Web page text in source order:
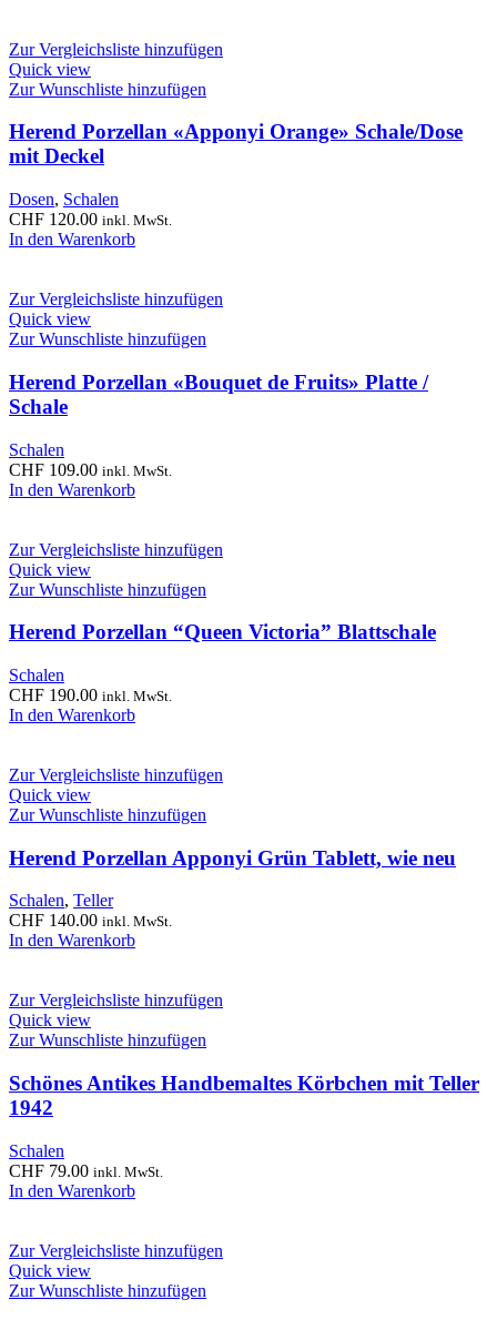
Zur Vergleichsliste hinzufügen
Quick view
Zur Wunschliste hinzufügen
Herend Porzellan «Apponyi Orange» Schale/Dose
mit Deckel
Dosen, Schalen
CHF 120.00 inkl. MwSt.
In den Warenkorb
Zur Vergleichsliste hinzufügen
Quick view
Zur Wunschliste hinzufügen
Herend Porzellan «Bouquet de Fruits» Platte /
Schale
Schalen
CHF 109.00 inkl. MwSt.
In den Warenkorb
Zur Vergleichsliste hinzufügen
Quick view
Zur Wunschliste hinzufügen
Herend Porzellan “Queen Victoria” Blattschale
Schalen
CHF 190.00 inkl. MwSt.
In den Warenkorb
Zur Vergleichsliste hinzufügen
Quick view
Zur Wunschliste hinzufügen
Herend Porzellan Apponyi Grün Tablett, wie neu
Schalen, Teller
CHF 140.00 inkl. MwSt.
In den Warenkorb
Zur Vergleichsliste hinzufügen
Quick view
Zur Wunschliste hinzufügen
Schönes Antikes Handbemaltes Körbchen mit Teller
1942
Schalen
CHF 79.00 inkl. MwSt.
In den Warenkorb
Zur Vergleichsliste hinzufügen
Quick view
Zur Wunschliste hinzufügen